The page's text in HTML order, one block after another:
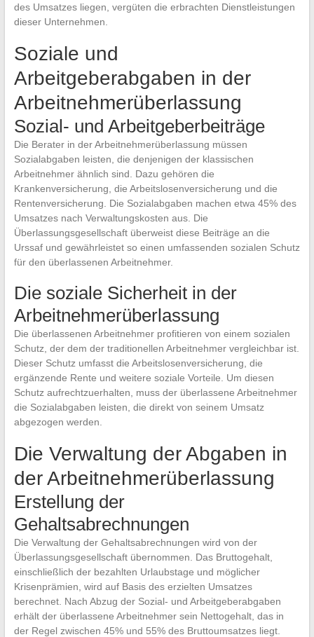
des Umsatzes liegen, vergüten die erbrachten Dienstleistungen
dieser Unternehmen.
Soziale und
Arbeitgeberabgaben in der
Arbeitnehmerüberlassung
Sozial- und Arbeitgeberbeiträge
Die Berater in der Arbeitnehmerüberlassung müssen
Sozialabgaben leisten, die denjenigen der klassischen
Arbeitnehmer ähnlich sind. Dazu gehören die
Krankenversicherung, die Arbeitslosenversicherung und die
Rentenversicherung. Die Sozialabgaben machen etwa 45% des
Umsatzes nach Verwaltungskosten aus. Die
Überlassungsgesellschaft überweist diese Beiträge an die
Urssaf und gewährleistet so einen umfassenden sozialen Schutz
für den überlassenen Arbeitnehmer.
Die soziale Sicherheit in der
Arbeitnehmerüberlassung
Die überlassenen Arbeitnehmer profitieren von einem sozialen
Schutz, der dem der traditionellen Arbeitnehmer vergleichbar ist.
Dieser Schutz umfasst die Arbeitslosenversicherung, die
ergänzende Rente und weitere soziale Vorteile. Um diesen
Schutz aufrechtzuerhalten, muss der überlassene Arbeitnehmer
die Sozialabgaben leisten, die direkt von seinem Umsatz
abgezogen werden.
Die Verwaltung der Abgaben in
der Arbeitnehmerüberlassung
Erstellung der
Gehaltsabrechnungen
Die Verwaltung der Gehaltsabrechnungen wird von der
Überlassungsgesellschaft übernommen. Das Bruttogehalt,
einschließlich der bezahlten Urlaubstage und möglicher
Krisenprämien, wird auf Basis des erzielten Umsatzes
berechnet. Nach Abzug der Sozial- und Arbeitgeberabgaben
erhält der überlassene Arbeitnehmer sein Nettogehalt, das in
der Regel zwischen 45% und 55% des Bruttoumsatzes liegt.